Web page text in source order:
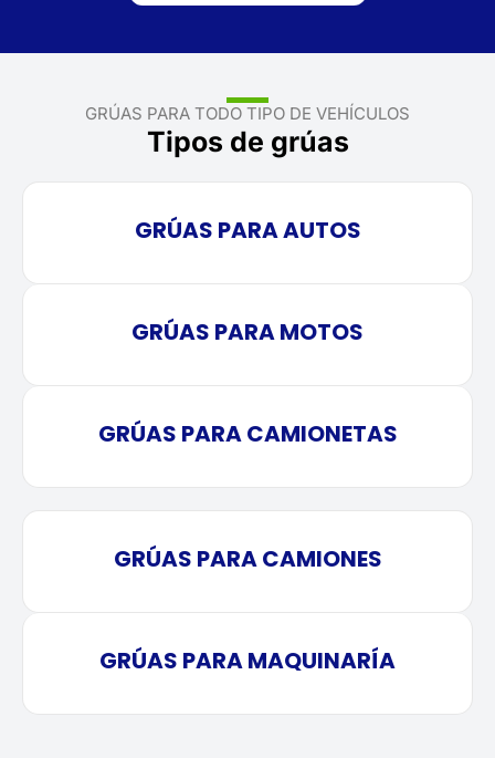
GRÚAS PARA TODO TIPO DE VEHÍCULOS
Tipos de grúas
GRÚAS PARA AUTOS
GRÚAS PARA MOTOS
GRÚAS PARA CAMIONETAS
GRÚAS PARA CAMIONES
GRÚAS PARA MAQUINARÍA